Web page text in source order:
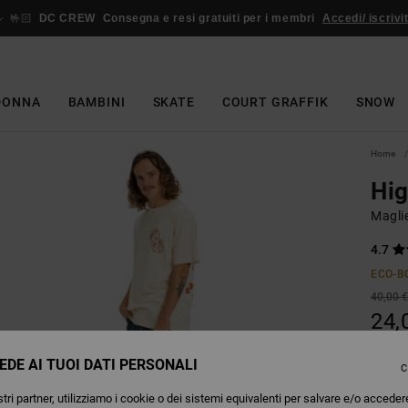
🤟🏻 DC CREW Consegna e resi gratuiti per i membri Accedi/
BAMBINI SKATE COURT GRAFFIK SNOW
Home
4.7
ECO-
40,00 €
Colori
AI TUOI DATI PERSONALI
partner, utilizziamo i cookie o dei sistemi equivalenti per salvare e/o